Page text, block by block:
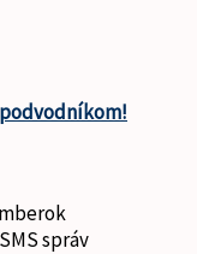
správ